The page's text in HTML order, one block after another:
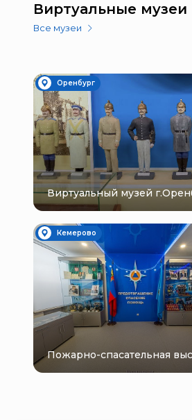
Виртуальные музеи
Все музеи
Оренбург
Виртуальный музей
Кемерово
Пожарно-спасательная